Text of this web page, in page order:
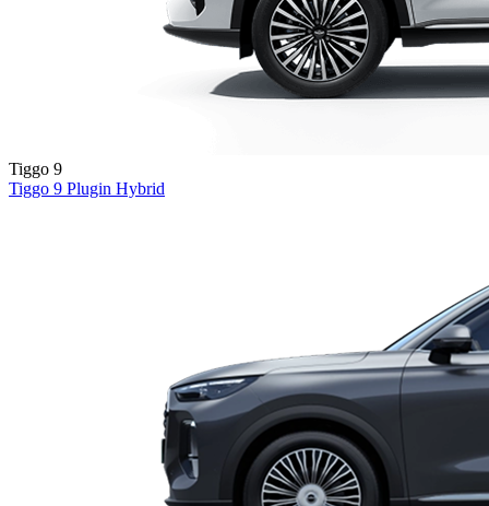
Tiggo 9
Tiggo 9 Plugin Hybrid